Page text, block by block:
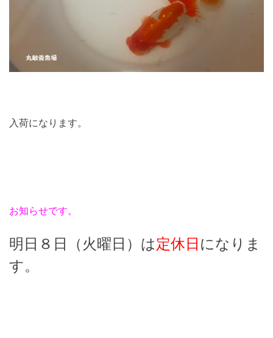
入荷になります。
お知らせです。
明日８日（火曜日）は定休日 になりま
す。